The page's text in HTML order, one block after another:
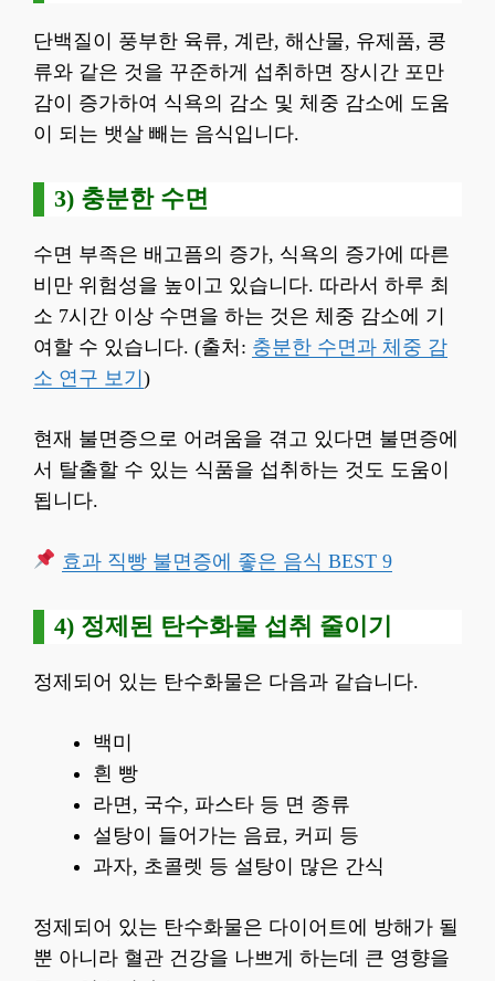
단백질이 풍부한 육류, 계란, 해산물, 유제품, 콩
류와 같은 것을 꾸준하게 섭취하면 장시간 포만
감이 증가하여 식욕의 감소 및 체중 감소에 도움
이 되는 뱃살 빼는 음식입니다.
3) 충분한 수면
수면 부족은 배고픔의 증가, 식욕의 증가에 따른
비만 위험성을 높이고 있습니다. 따라서 하루 최
소 7시간 이상 수면을 하는 것은 체중 감소에 기
여할 수 있습니다. (출처: 충분한 수면과 체중 감
소 연구 보기)
현재 불면증으로 어려움을 겪고 있다면 불면증에
서 탈출할 수 있는 식품을 섭취하는 것도 도움이
됩니다.
효과 직빵 불면증에 좋은 음식 BEST 9
4) 정제된 탄수화물 섭취 줄이기
정제되어 있는 탄수화물은 다음과 같습니다.
백미
흰 빵
라면, 국수, 파스타 등 면 종류
설탕이 들어가는 음료, 커피 등
과자, 초콜렛 등 설탕이 많은 간식
정제되어 있는 탄수화물은 다이어트에 방해가 될
뿐 아니라 혈관 건강을 나쁘게 하는데 큰 영향을